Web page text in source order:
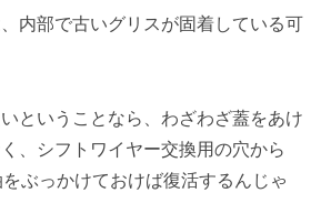
内部で古いグリスが固着している可
ということなら、わざわざ蓋をあけ
、シフトワイヤー交換用の穴から
ぶっかけておけば復活するんじゃ